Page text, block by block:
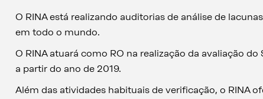
O RINA está realizando auditorias de análise de
em todo o mundo.
O RINA atuará como RO na realização da avaliação
a partir do ano de 2019.
Além das atividades habituais de verificação, o RINA